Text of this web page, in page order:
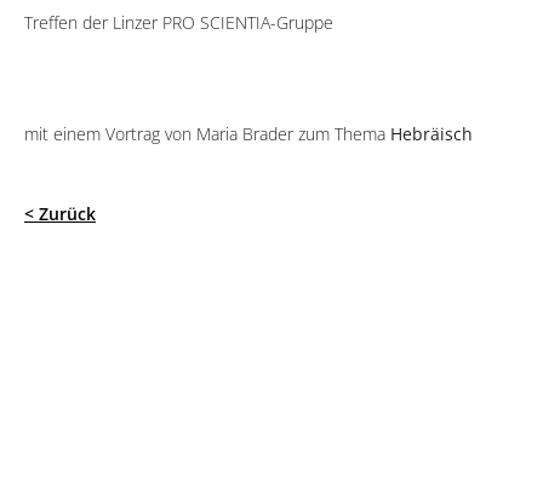
Treffen der Linzer PRO SCIENTIA-Gruppe
mit einem Vortrag von Maria Brader zum Thema Hebräisch
< Zurück